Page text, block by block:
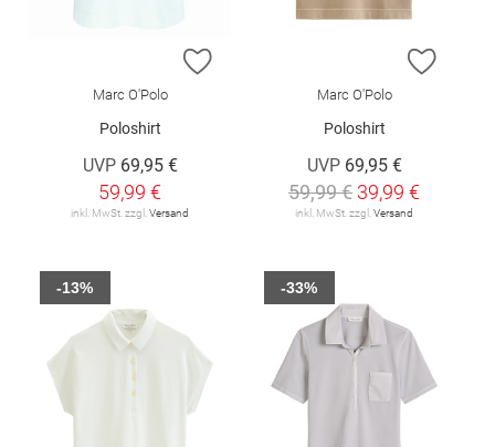
ZUR WUNSCHLISTE HINZUFÜGEN
Marc O'Polo
Poloshirt
UVP 69,95 €
59,99 €
inkl. MwSt. zzgl. Versand
ZUR
Marc O'Polo
Poloshirt
UVP 69,95 €
59,99 € 39,99 €
inkl. MwSt. zzgl. Versand
-13% -33%